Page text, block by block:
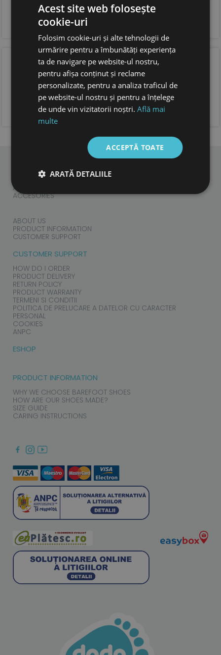
si incaltare usoara
forma anatomica pentru copii, cu spatiu suficient
pentru degetele.
OPINIA CLIENTILOR
ADAUGA OPINIA TA
CHILDREN
ADULTS
ACCESORIES
ABOUT US
PRODUCT INFORMATION
CUSTOMER SUPPORT
CUSTOMER SUPPORT
HOW DO I ORDER
PRODUCT DELIVERY
RETURN POLICY
PRODUCT WARRANTY
TERMENI SI CONDITII
POLITICA DE PRELUCARE A DATELOR CU CARACTER
PERSONAL
COOKIES
ANPC
ESHOP
PRODUCT INFORMATION
WHY WE CHOOSE BAREFOOT SHOES
HOW ARE OUR SHOES MADE?
SIZE GUIDE
CARING INSTRUCTIONS
Acest site web folosește
cookie-uri
Folosim cookie-uri și alte tehnologii de
urmărire pentru a îmbunătăți experiența
ta de navigare pe website-ul nostru,
pentru afișa conținut și reclame
personalizate, pentru a analiza traficul de
pe website-ul nostru și pentru a înțelege
de unde vin vizitatorii noștri.Află mai
multe
ACCEPTĂ TOATE
ARATĂ DETALIILE